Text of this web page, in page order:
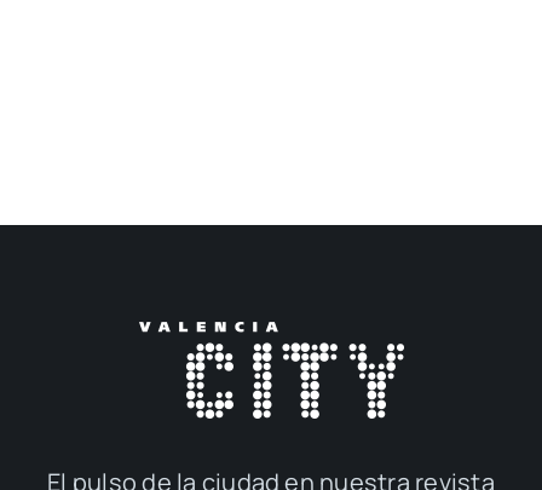
El pul­so de la ciu­dad en nues­tra revis­ta